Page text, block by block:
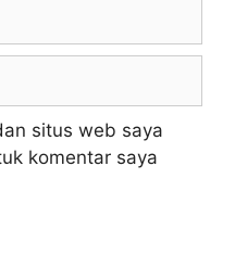
situs web saya
komentar saya